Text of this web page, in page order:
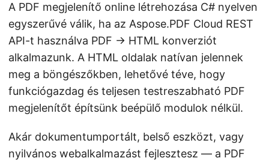
A PDF megjelenítő online létrehozása C# nyelven
egyszerűvé válik, ha az Aspose.PDF Cloud REST
API-t használva PDF → HTML konverziót
alkalmazunk. A HTML oldalak natívan jelennek
meg a böngészőkben, lehetővé téve, hogy
funkciógazdag és teljesen testreszabható PDF
megjelenítőt építsünk beépülő modulok nélkül.
Akár dokumentumportált, belső eszközt, vagy
nyilvános webalkalmazást fejlesztesz — a PDF